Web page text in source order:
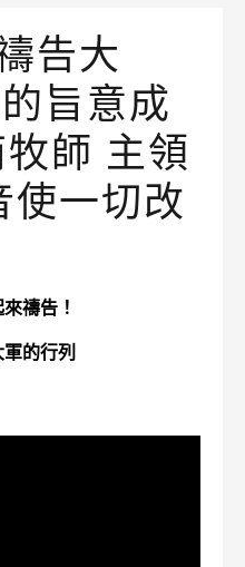
告大
旨意成
師 主領
使一切改
禱告！
的行列